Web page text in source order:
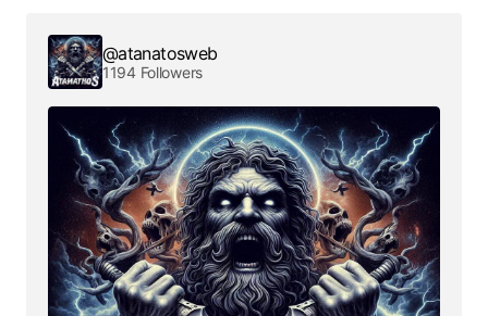
@atanatosweb
1194 Followers